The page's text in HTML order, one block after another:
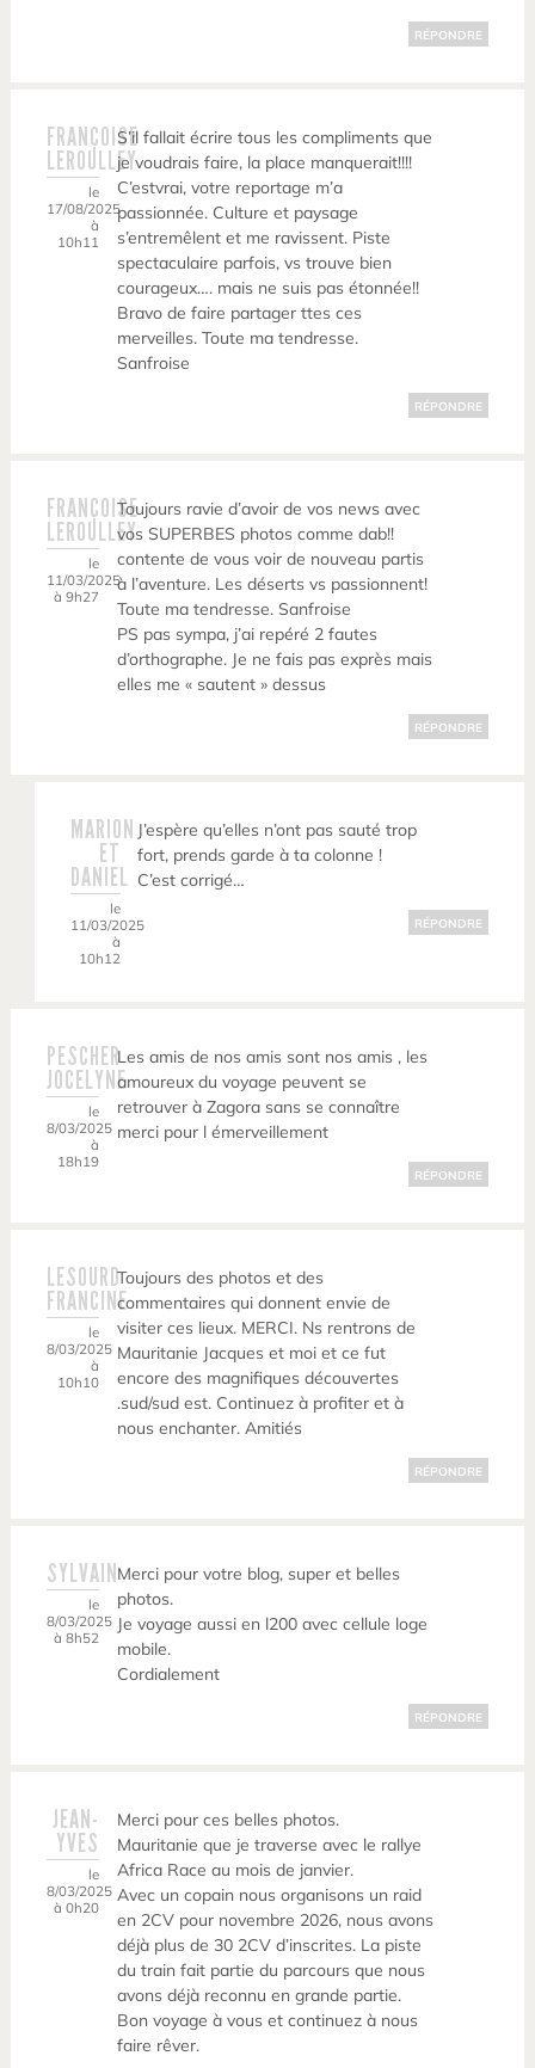
RÉPONDRE
FRANÇOISE
LEROULLEY
le
17/08/2025
à
10h11
S’il fallait écrire tous les compliments que
je voudrais faire, la place manquerait!!!!
C’estvrai, votre reportage m’a
passionnée. Culture et paysage
s’entremêlent et me ravissent. Piste
spectaculaire parfois, vs trouve bien
courageux…. mais ne suis pas étonnée!!
Bravo de faire partager ttes ces
merveilles. Toute ma tendresse.
Sanfroise
RÉPONDRE
FRANÇOISE
LEROULLEY
le
11/03/2025
à 9h27
Toujours ravie d’avoir de vos news avec
vos SUPERBES photos comme dab!!
contente de vous voir de nouveau partis
à l’aventure. Les déserts vs passionnent!
Toute ma tendresse. Sanfroise
PS pas sympa, j’ai repéré 2 fautes
d’orthographe. Je ne fais pas exprès mais
elles me « sautent » dessus
RÉPONDRE
MARION
ET
DANIEL
le
11/03/2025
à
10h12
J’espère qu’elles n’ont pas sauté trop
fort, prends garde à ta colonne !
C’est corrigé…
RÉPONDRE
PESCHER
JOCELYNE
le
8/03/2025
à
18h19
Les amis de nos amis sont nos amis , les
amoureux du voyage peuvent se
retrouver à Zagora sans se connaître
merci pour l émerveillement
RÉPONDRE
LESOURD
FRANCINE
le
8/03/2025
à
10h10
Toujours des photos et des
commentaires qui donnent envie de
visiter ces lieux. MERCI. Ns rentrons de
Mauritanie Jacques et moi et ce fut
encore des magnifiques découvertes
.sud/sud est. Continuez à profiter et à
nous enchanter. Amitiés
RÉPONDRE
SYLVAIN
le
8/03/2025
à 8h52
Merci pour votre blog, super et belles
photos.
Je voyage aussi en l200 avec cellule loge
mobile.
Cordialement
RÉPONDRE
JEAN-
YVES
le
8/03/2025
à 0h20
Merci pour ces belles photos.
Mauritanie que je traverse avec le rallye
Africa Race au mois de janvier.
Avec un copain nous organisons un raid
en 2CV pour novembre 2026, nous avons
déjà plus de 30 2CV d’inscrites. La piste
du train fait partie du parcours que nous
avons déjà reconnu en grande partie.
Bon voyage à vous et continuez à nous
faire rêver.